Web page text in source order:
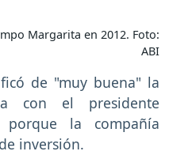
Margarita en 2012. Foto:
ABI
de "muy buena" la
con el presidente
porque la compañía
inversión.